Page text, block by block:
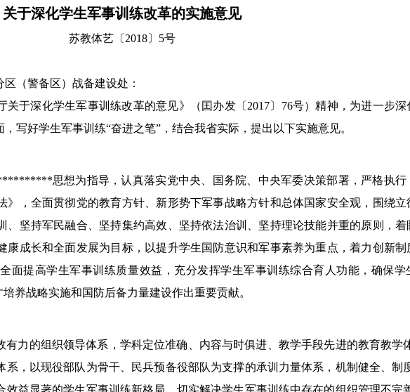
关于深化学生军事训练改革的实施意见
苏教体艺〔2018〕5号
（警备区）战备建设处：
于深化学生军事训练改革的意见》
（ 囯办发〔2017〕76号）精神，为进一步深
写好学生军事训练“奋进之笔”，结合我省实际，提出以下实施意见。
思想为指导，认真落实党中央、国务院、中央军委决策部署，严格执行
》，全面贯彻党的教育方针、新形势下军事战略方针和总体国家安全观，围绕立
、坚持军民融合、坚持集约高效、坚持依法治训、坚持理论技能并重的原则，着
成长和全面发展为目标，以提升学生国防意识和军事素养为重点，着力创新制
面提高学生军事训练质量效益，充分发挥学生军事训练综合育人功能，确保学
养战略实施和国防后备力量建设作出重要贡献。
有力的组织领导体系，学科定位准确、内容与时俱进、教学手段先进的教育教学
，以现役部队为骨干、民兵预备役部队为支撑的承训力量体系，机制健全、制
益显著的学生军事训练新格局。切实解决学生军事训练中存在的组织管理不完